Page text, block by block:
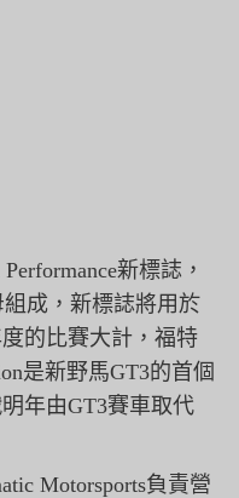
新標誌，
成， 新標誌將用於
的比賽大計，福特
是新野馬GT3的首個
年由GT3賽車取代
Motorsports負責營